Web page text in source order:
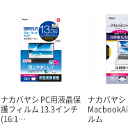
カ
ナカバヤシ PC用液晶保
護フィルム 13.3インチ
(16:1…
ナカバヤシ
ルム